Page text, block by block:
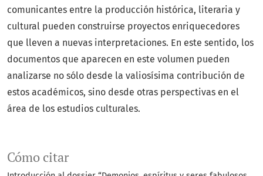
Cómo citar
comunicantes entre la producción histórica, literaria y
cultural pueden construirse proyectos enriquecedores
que lleven a nuevas interpretaciones. En este sentido, los
documentos que aparecen en este volumen pueden
analizarse no sólo desde la valiosísima contribución de
estos académicos, sino desde otras perspectivas en el
área de los estudios culturales.